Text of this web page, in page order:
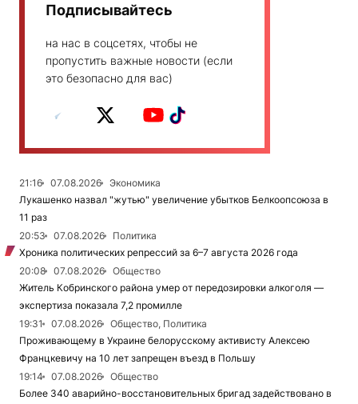
Подписывайтесь
на нас в соцсетях, чтобы не
пропустить важные новости (если
это безопасно для вас)
21:16 07.08.2026
Экономика
Лукашенко назвал "жутью" увеличение убытков Белкоопсоюза в
11 раз
20:53
07.08.2026
Политика
Хроника политических репрессий за 6–7 августа 2026 года
20:08
07.08.2026
Общество
Житель Кобринского района умер от передозировки алкоголя —
экспертиза показала 7,2 промилле
19:31
07.08.2026
Общество, Политика
Проживающему в Украине белорусскому активисту Алексею
Францкевичу на 10 лет запрещен въезд в Польшу
19:14
07.08.2026
Общество
Более 340 аварийно-восстановительных бригад задействовано в